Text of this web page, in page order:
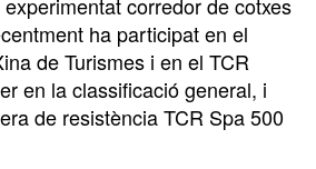
ha participat en el
de Turismes i en el TCR
en la classificació general, i
de resistència TCR Spa 500